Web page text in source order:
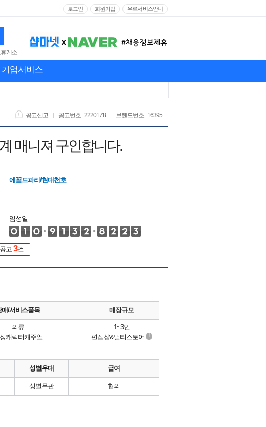
로그인 회원가입 유료서비스안내
게소
기업서비스
브랜드번호 : 16395
공고번호 : 2220178
공고신고
매니져 구인합니다.
에꼴드파리/현대천호
임성일
고 3건
매/서비스품목 매장규모
의류
캐릭터캐주얼
1~3인
편집샵&멀티스토어 !
성별우대 급여
성별무관 협의